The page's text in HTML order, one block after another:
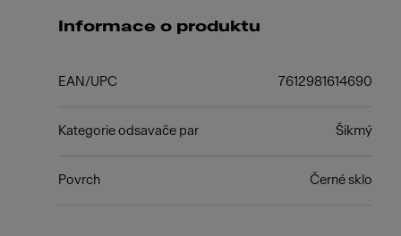
Informace o produktu
EAN/UPC 7612981614690
Kategorie odsavače par Šikmý
Povrch Černé sklo